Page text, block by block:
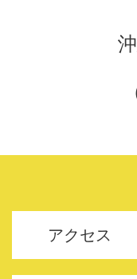
アクセス